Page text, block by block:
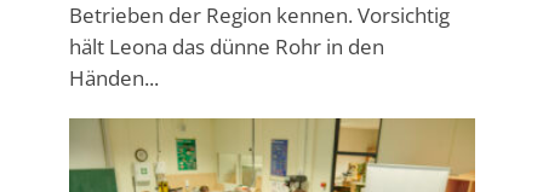
Betrieben der Region kennen. Vorsichtig
hält Leona das dünne Rohr in den
Händen...